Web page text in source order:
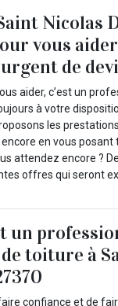
Nicolas
vous
de
aider, c’est un
à votre
les
en vous posant
attendez encore ?
offres qui seront
un
toiture à
confiance et de